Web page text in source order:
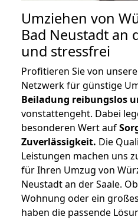
Umziehen von
Bad Neustadt an
und stressfrei
Profitieren Sie von
Netzwerk für günstige
Beiladung reibungslos
vonstattengeht. Dabei
besonderen Wert auf
Zuverlässigkeit. Die
Leistungen machen uns
für Ihren Umzug von
Neustadt an der Saale.
Wohnung oder ein
haben die passende